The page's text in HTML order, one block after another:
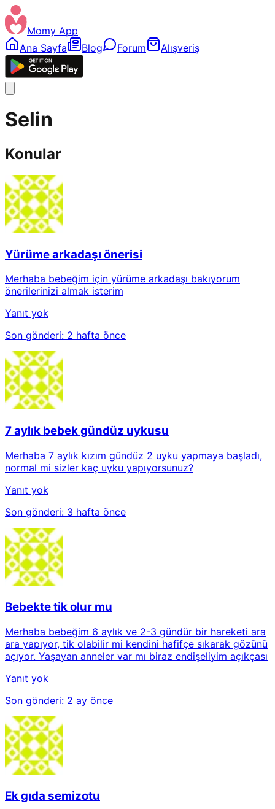
Momy App
Ana Sayfa
Blog Forum Alışveriş
Selin
Konular
Yürüme arkadaşı önerisi
Merhaba bebeğim için yürüme arkadaşı bakıyorum
önerilerinizi almak isterim
Yanıt yok
Son gönderi: 2 hafta önce
7 aylık bebek gündüz uykusu
Merhaba 7 aylık kızım gündüz 2 uyku yapmaya başladı,
normal mi sizler kaç uyku yapıyorsunuz?
Yanıt yok
Son gönderi: 3 hafta önce
Bebekte tik olur mu
Merhaba bebeğim 6 aylık ve 2-3 gündür bir hareketi ara
ara yapıyor, tik olabilir mi kendini hafifçe sıkarak gözünü
açıyor. Yaşayan anneler var mı biraz endişeliyim açıkçası
Yanıt yok
Son gönderi: 2 ay önce
Ek gıda semizotu